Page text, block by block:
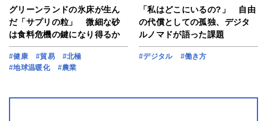
グリーンランドの氷床が生ん
だ「サプリの粒」 微細な砂
は食料危機の鍵になり得るか
#健康 #貿易
#北極
#地球温暖化
#農業
「私はどこにいるの?」 自由
の代償としての孤独、デジタ
ルノマドが語った課題
#デジタル #働き方